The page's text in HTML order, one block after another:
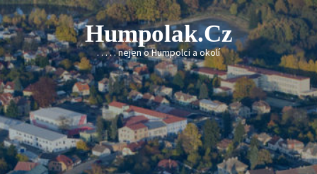
Skip
to
content
Humpolak.cz
. . . . . nejen o Humpolci a okolí